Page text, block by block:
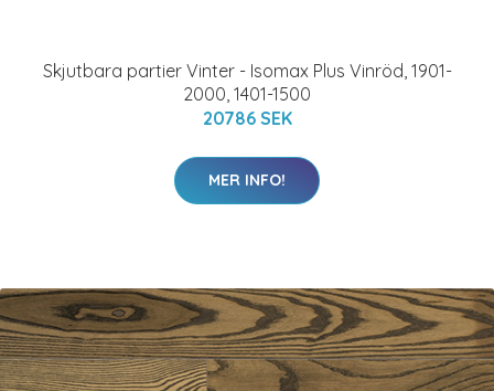
Skjutbara partier Vinter - Isomax Plus Vinröd, 1901-
2000, 1401-1500
20786 SEK
MER INFO!